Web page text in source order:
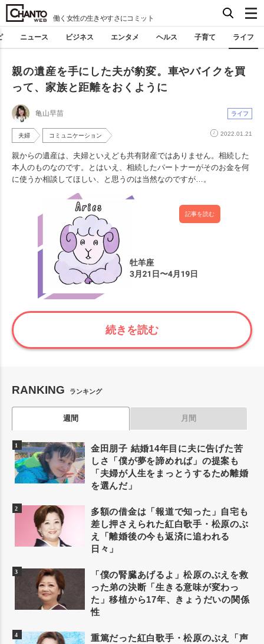
働く女性の生きやすさにコミット
ニュース ビジネス エンタメ ヘルス 子育て ライフ
親の遺産を手にした夫が豹変。車やバイクを買
って、家族と距離をおくように
亀山早苗 ライフ
夫婦 コミュニケーション 2022.01.21
親からの遺産は、夫婦といえども共有財産ではありません。相続した
本人のものなのです。とはいえ、相続したパートナーがそのお金を何
に使うか相談してほしい、と思うのは当然なのですが…。
記事を読む
続きを読む
RANKING ランキング
週間 月間
金田朋子 結婚14年目に夫に告げた苦
しさ「僕が夢を諦めれば」の提案も
「夫婦が人生をまっとうするため離婚
を選んだ」
多額の借金は「報道で知った」自宅も
差し押さえられた紅白歌手・松原のぶ
え「離婚後の今も返済に追われる
日々」
「僕の腎臓あげるよ」松原のぶえを救
った弟の決断「生きる意味が変わっ
た」移植から17年、きょうだいの関係
性
重篤だった紅白歌手・松原のぶえ「声